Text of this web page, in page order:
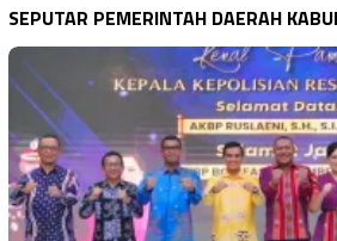
SEPUTAR PEMERINTAH DAERAH